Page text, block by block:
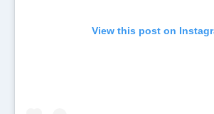
View this post on